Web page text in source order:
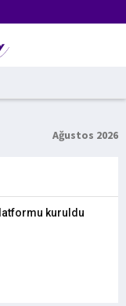
Ağustos 2026
kuruldu